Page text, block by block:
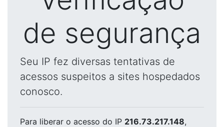
de segurança
Seu IP fez diversas tentativas de
acessos suspeitos a sites hospedados
conosco.
Para liberar o acesso do IP 216.73.217.148,